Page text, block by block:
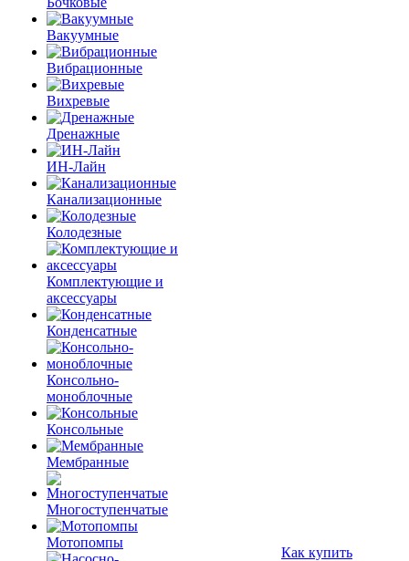
Вакуумные
Вибрационные
Вихревые
Дренажные
ИН-Лайн
Канализационные
Колодезные
Комплектующие и
аксессуары
Конденсатные
Консольно-
моноблочные
Консольные
Мембранные
Многоступенчатые
Мотопомпы
Как купить